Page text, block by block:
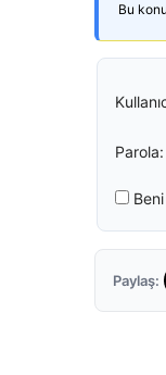
Bu
Parola:
Paylaş: